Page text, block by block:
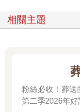
相關主題
粉絲必收！葬
第二季2026年好